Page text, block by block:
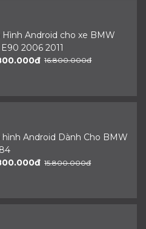
Hình Android cho xe BMW
2006 2011
16.800.000đ
hình Android Dành Cho BMW
15.800.000đ